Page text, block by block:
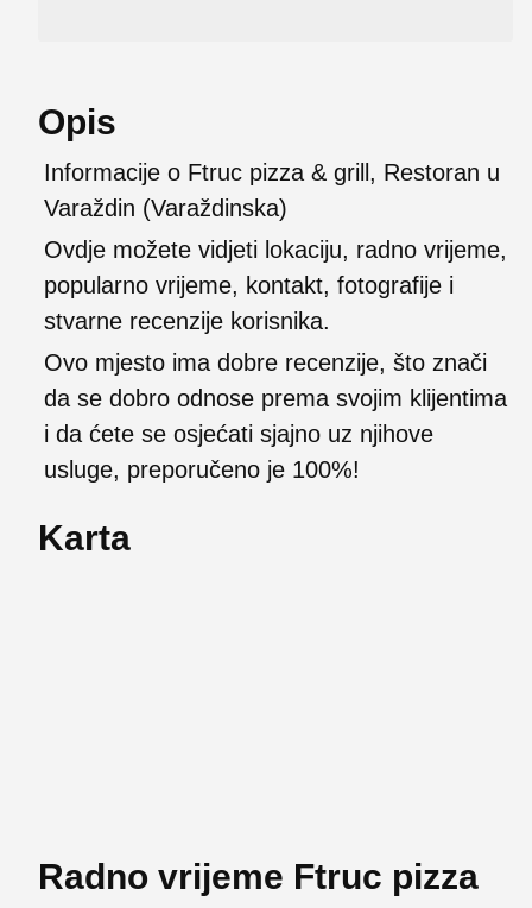
Opis
Informacije o Ftruc pizza & grill, Restoran u
Varaždin (Varaždinska)
Ovdje možete vidjeti lokaciju, radno vrijeme,
popularno vrijeme, kontakt, fotografije i
stvarne recenzije korisnika.
Ovo mjesto ima dobre recenzije, što znači
da se dobro odnose prema svojim klijentima
i da ćete se osjećati sjajno uz njihove
usluge, preporučeno je 100%!
Karta
Radno vrijeme Ftruc pizza